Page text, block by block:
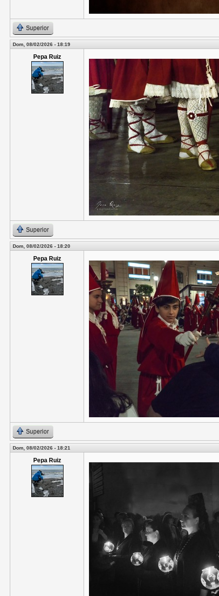
Superior
Dom, 08/02/2026 - 18:19
Pepa Ruiz
Superior
Dom, 08/02/2026 - 18:20
Pepa Ruiz
Superior
Dom, 08/02/2026 - 18:21
Pepa Ruiz